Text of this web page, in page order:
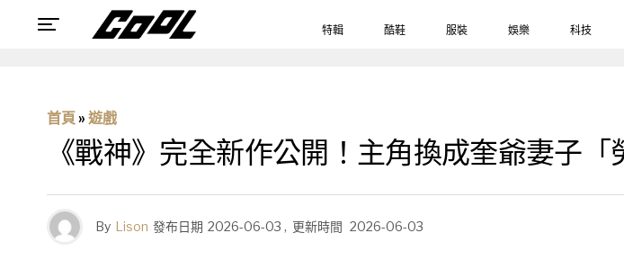
特輯 酷鞋 服裝 娛樂 科技
首頁 » 遊戲
《戰神》完全新作公開！主角換成奎爺妻子
By Lison 發布日期 2026-06-03 , 更新時間 2026-06-03